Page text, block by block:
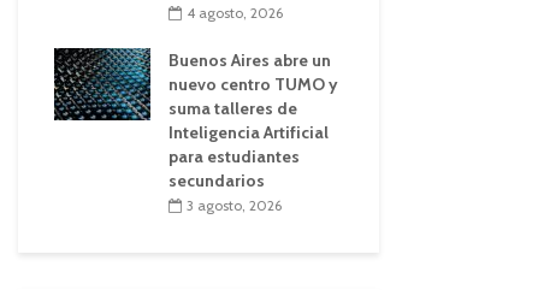
4 agosto, 2026
Buenos Aires abre un
nuevo centro TUMO y
suma talleres de
Inteligencia Artificial
para estudiantes
secundarios
3 agosto, 2026